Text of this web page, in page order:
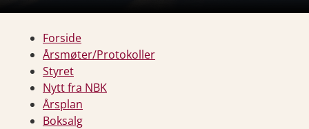
Forside
Årsmøter/Protokoller
Styret
Nytt fra NBK
Årsplan
Boksalg